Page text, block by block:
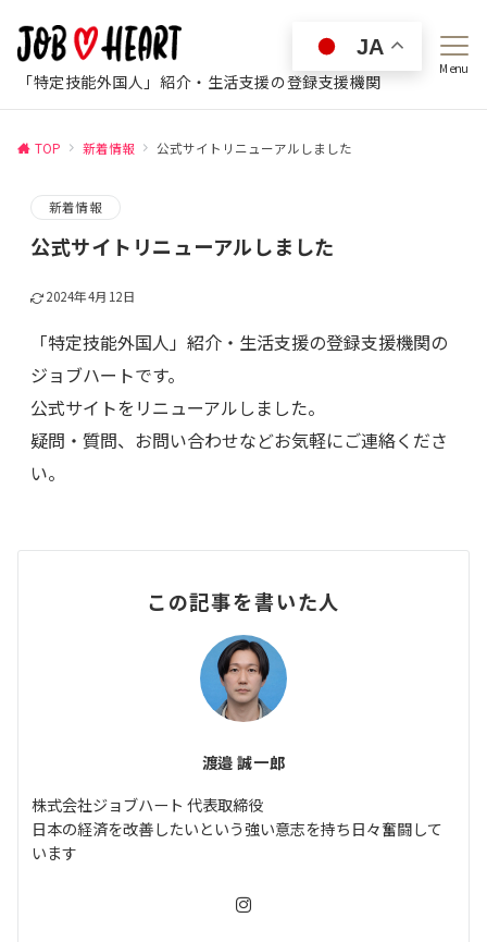
「特定技能外国人」紹介・生活支援の登録支援機関
Menu
TOP 新着情報 公式サイトリニューアルしました
新着情報
公式サイトリニューアルしました
2024年4月12日
「特定技能外国人」紹介・生活支援の登録支援機関の
ジョブハートです。
公式サイトをリニューアルしました。
疑問・質問、お問い合わせなどお気軽にご連絡くださ
い。
この記事を書いた人
渡邉 誠一郎
株式会社ジョブハート 代表取締役
日本の経済を改善したいという強い意志を持ち日々奮闘して
います
JA